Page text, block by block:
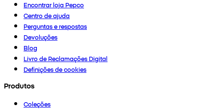
Encontrar loja Pepco
Centro de ajuda
Perguntas e respostas
Devoluções
Blog
Livro de Reclamações Digital
Definições de cookies
Produtos
Coleções